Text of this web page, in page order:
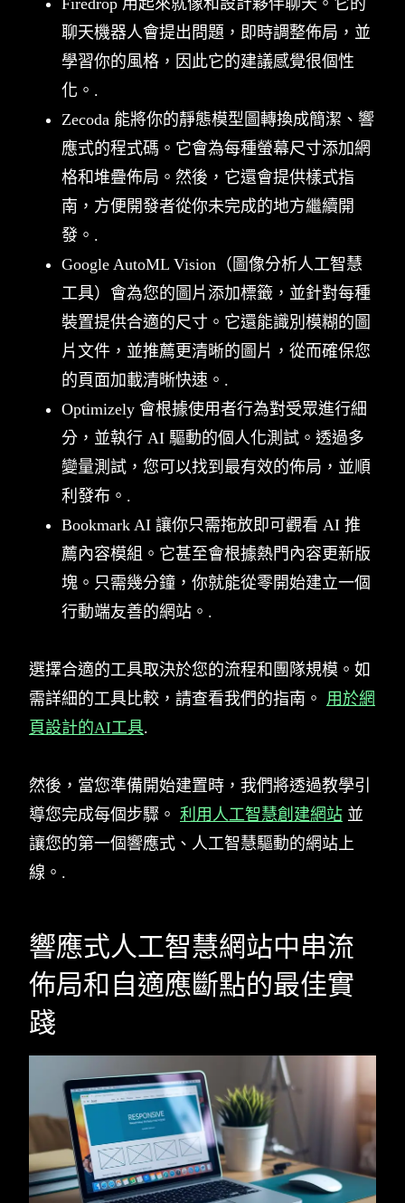
Firedrop 用起來就像和設計夥伴聊天。它的
聊天機器人會提出問題，即時調整佈局，並
學習你的風格，因此它的建議感覺很個性
化。.
Zecoda 能將你的靜態模型圖轉換成簡潔、響
應式的程式碼。它會為每種螢幕尺寸添加網
格和堆疊佈局。然後，它還會提供樣式指
南，方便開發者從你未完成的地方繼續開
發。.
Google AutoML Vision（圖像分析人工智慧
工具）會為您的圖片添加標籤，並針對每種
裝置提供合適的尺寸。它還能識別模糊的圖
片文件，並推薦更清晰的圖片，從而確保您
的頁面加載清晰快速。.
Optimizely 會根據使用者行為對受眾進行細
分，並執行 AI 驅動的個人化測試。透過多
變量測試，您可以找到最有效的佈局，並順
利發布。.
Bookmark AI 讓你只需拖放即可觀看 AI 推
薦內容模組。它甚至會根據熱門內容更新版
塊。只需幾分鐘，你就能從零開始建立一個
行動端友善的網站。.
選擇合適的工具取決於您的流程和團隊規模。如
需詳細的工具比較，請查看我們的指南。 用於網
頁設計的AI工具.
然後，當您準備開始建置時，我們將透過教學引
導您完成每個步驟。 利用人工智慧創建網站 並
讓您的第一個響應式、人工智慧驅動的網站上
線。.
響應式人工智慧網站中串流
佈局和自適應斷點的最佳實
踐